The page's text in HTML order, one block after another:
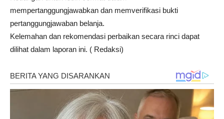
mempertanggungjawabkan dan memverifikasi bukti
pertanggungjawaban belanja.
Kelemahan dan rekomendasi perbaikan secara rinci dapat
dilihat dalam laporan ini. ( Redaksi)